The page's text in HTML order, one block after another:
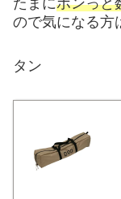
ので気になる方
タン